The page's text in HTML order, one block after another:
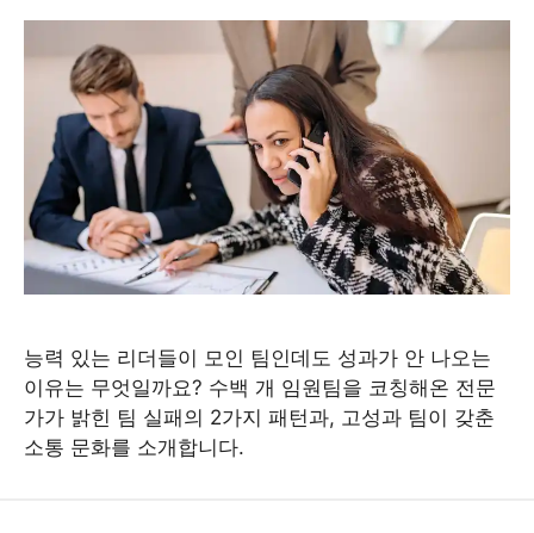
능력 있는 리더들이 모인 팀인데도 성과가 안 나오는
이유는 무엇일까요? 수백 개 임원팀을 코칭해온 전문
가가 밝힌 팀 실패의 2가지 패턴과, 고성과 팀이 갖춘
소통 문화를 소개합니다.